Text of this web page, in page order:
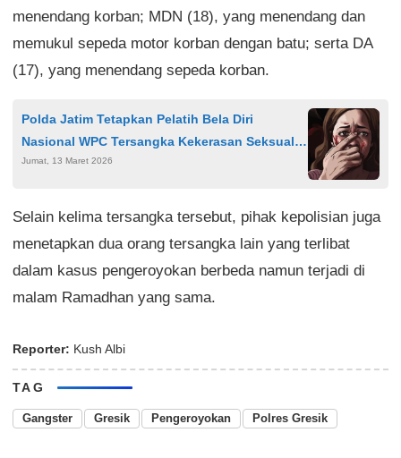
menendang korban; MDN (18), yang menendang dan
memukul sepeda motor korban dengan batu; serta DA
(17), yang menendang sepeda korban.
Polda Jatim Tetapkan Pelatih Bela Diri
Nasional WPC Tersangka Kekerasan Seksual
Atlet Perempuan
Jumat, 13 Maret 2026
Selain kelima tersangka tersebut, pihak kepolisian juga
menetapkan dua orang tersangka lain yang terlibat
dalam kasus pengeroyokan berbeda namun terjadi di
malam Ramadhan yang sama.
Reporter: Kush Albi
TAG
Gangster Gresik Pengeroyokan Polres Gresik